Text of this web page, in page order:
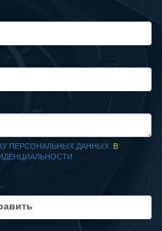
ПЕРСОНАЛЬНЫХ ДАННЫХ В